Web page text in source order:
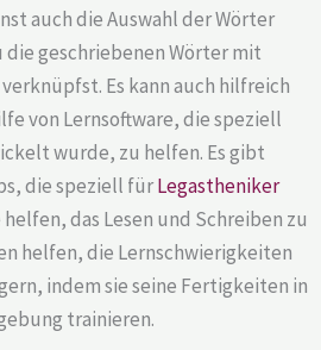
auch die Auswahl der Wörter
geschriebenen Wörter mit
Es kann auch hilfreich
von Lernsoftware, die speziell
wurde, zu helfen. Es gibt
die speziell fürLegastheniker
das Lesen und Schreiben zu
helfen, die Lernschwierigkeiten
indem sie seine Fertigkeiten in
trainieren.